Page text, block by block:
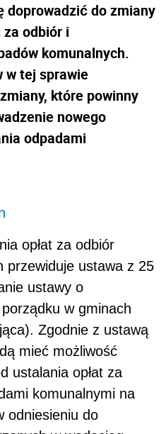
doprowadzić do zmiany
odbiór i
komunalnych.
w tej sprawie
które powinny
nowego
odpadami
opłat za odbiór
przewiduje ustawa z 25
ustawy o
w gminach
Zgodnie z ustawą
mieć możliwość
ustalania opłat za
komunalnymi na
odniesieniu do